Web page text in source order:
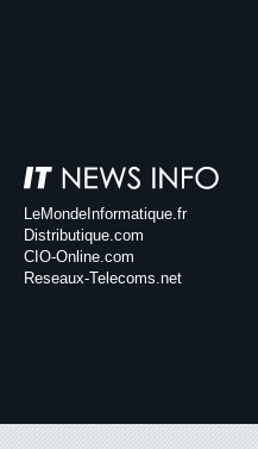
LeMondeInformatique.fr
Distributique.com
CIO-Online.com
Reseaux-Telecoms.net